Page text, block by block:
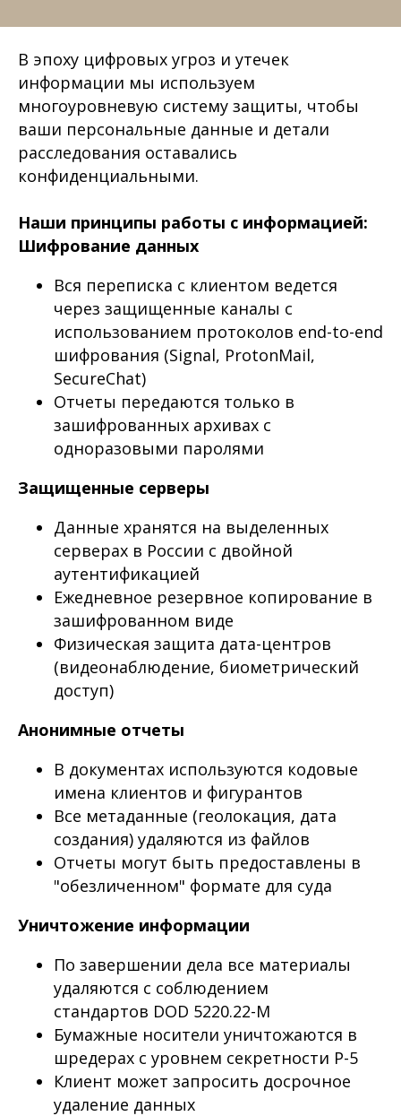
В эпоху цифровых угроз и утечек
информации мы используем
многоуровневую систему защиты, чтобы
ваши персональные данные и детали
расследования оставались
конфиденциальными.
Наши принципы работы с информацией:
Шифрование данных
Вся переписка с клиентом ведется
через защищенные каналы с
использованием протоколов end-to-end
шифрования (Signal, ProtonMail,
SecureChat)
Отчеты передаются только в
зашифрованных архивах с
одноразовыми паролями
Защищенные серверы
Данные хранятся на выделенных
серверах в России с двойной
аутентификацией
Ежедневное резервное копирование в
зашифрованном виде
Физическая защита дата-центров
(видеонаблюдение, биометрический
доступ)
Анонимные отчеты
В документах используются кодовые
имена клиентов и фигурантов
Все метаданные (геолокация, дата
создания) удаляются из файлов
Отчеты могут быть предоставлены в
"обезличенном" формате для суда
Уничтожение информации
По завершении дела все материалы
удаляются с соблюдением
стандартов DOD 5220.22-M
Бумажные носители уничтожаются в
шредерах с уровнем секретности P-5
Клиент может запросить досрочное
удаление данных